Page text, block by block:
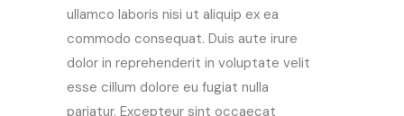
ullamco laboris nisi ut aliquip ex ea
commodo consequat. Duis aute irure
dolor in reprehenderit in voluptate velit
esse cillum dolore eu fugiat nulla
pariatur. Excepteur sint occaecat